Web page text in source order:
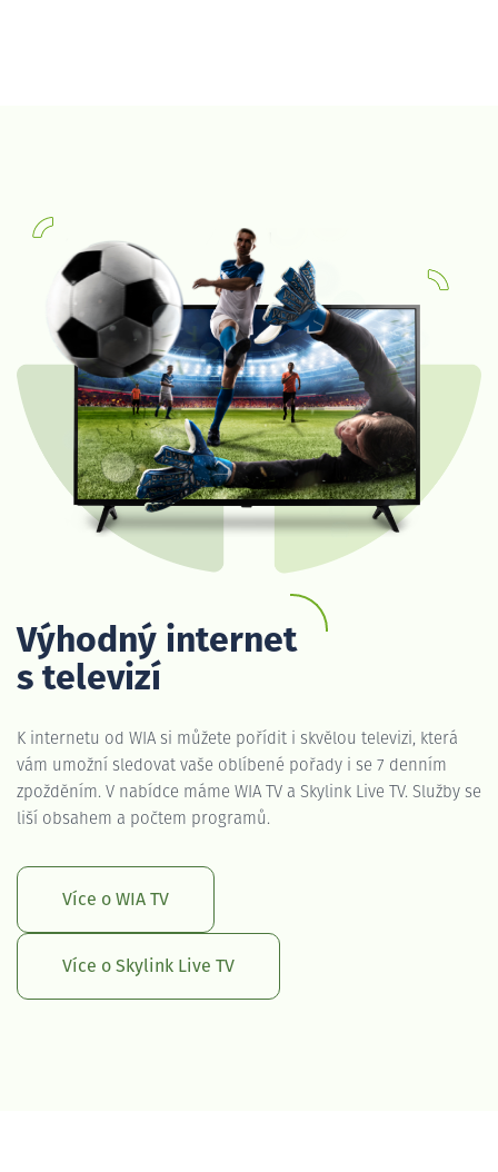
Výhodný internet
s televizí
K internetu od WIA si můžete pořídit i skvělou televizi, která
vám umožní sledovat vaše oblíbené pořady i se 7 denním
zpožděním. V nabídce máme WIA TV a Skylink Live TV. Služby se
liší obsahem a počtem programů.
Více o WIA TV
Více o Skylink Live TV